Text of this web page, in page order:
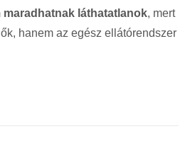
láthatatlanok, mert
hanem az egész ellátórendszer